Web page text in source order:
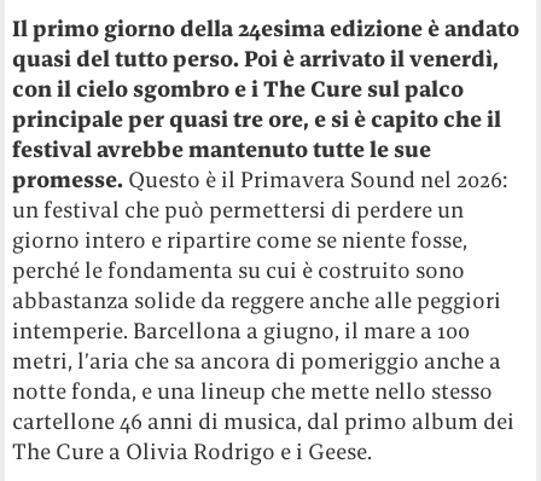
Il primo giorno della 24esima edizione è andato
quasi del tutto perso. Poi è arrivato il venerdì,
con il cielo sgombro e i The Cure sul palco
principale per quasi tre ore, e si è capito che il
festival avrebbe mantenuto tutte le sue
promesse. Questo è il Primavera Sound nel 2026:
un festival che può permettersi di perdere un
giorno intero e ripartire come se niente fosse,
perché le fondamenta su cui è costruito sono
abbastanza solide da reggere anche alle peggiori
intemperie. Barcellona a giugno, il mare a 100
metri, l’aria che sa ancora di pomeriggio anche a
notte fonda, e una lineup che mette nello stesso
cartellone 46 anni di musica, dal primo album dei
The Cure a Olivia Rodrigo e i Geese.